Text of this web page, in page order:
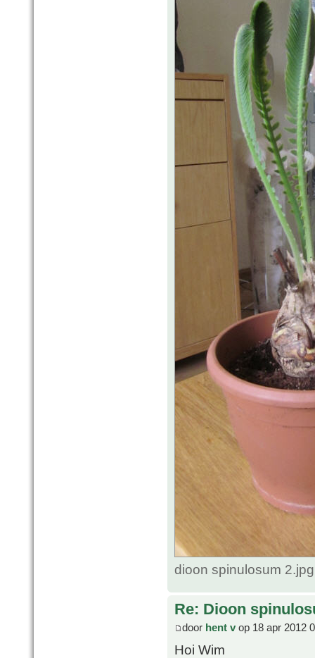
dioon spinulosum
Re: Dioon
door hent v op 18 apr 2012
Hoi Wim